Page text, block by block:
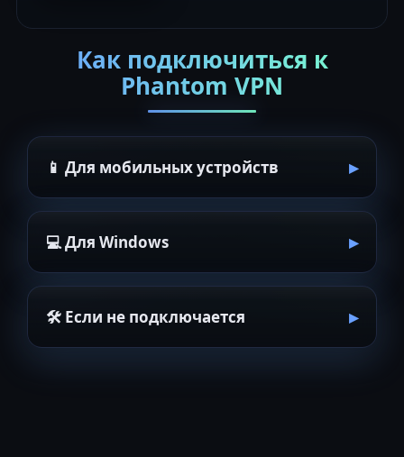
Как подключиться к
Phantom VPN
📱 Для мобильных устройств
💻 Для Windows
🛠 Если не подключается